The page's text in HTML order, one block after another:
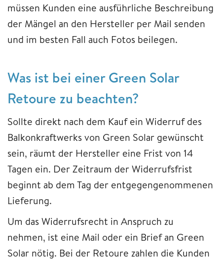
müssen Kunden eine ausführliche Beschreibung
der Mängel an den Hersteller per Mail senden
und im besten Fall auch Fotos beilegen.
Was ist bei einer Green Solar
Retoure zu beachten?
Sollte direkt nach dem Kauf ein Widerruf des
Balkonkraftwerks von Green Solar gewünscht
sein, räumt der Hersteller eine Frist von 14
Tagen ein. Der Zeitraum der Widerrufsfrist
beginnt ab dem Tag der entgegengenommenen
Lieferung.
Um das Widerrufsrecht in Anspruch zu
nehmen, ist eine Mail oder ein Brief an Green
Solar nötig. Bei der Retoure zahlen die Kunden